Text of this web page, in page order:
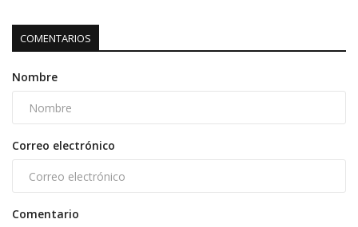
COMENTARIOS
Nombre
Correo electrónico
Comentario